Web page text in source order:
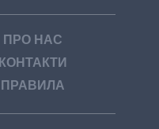
ПРО НАС
КОНТАКТИ
ПРАВИЛА